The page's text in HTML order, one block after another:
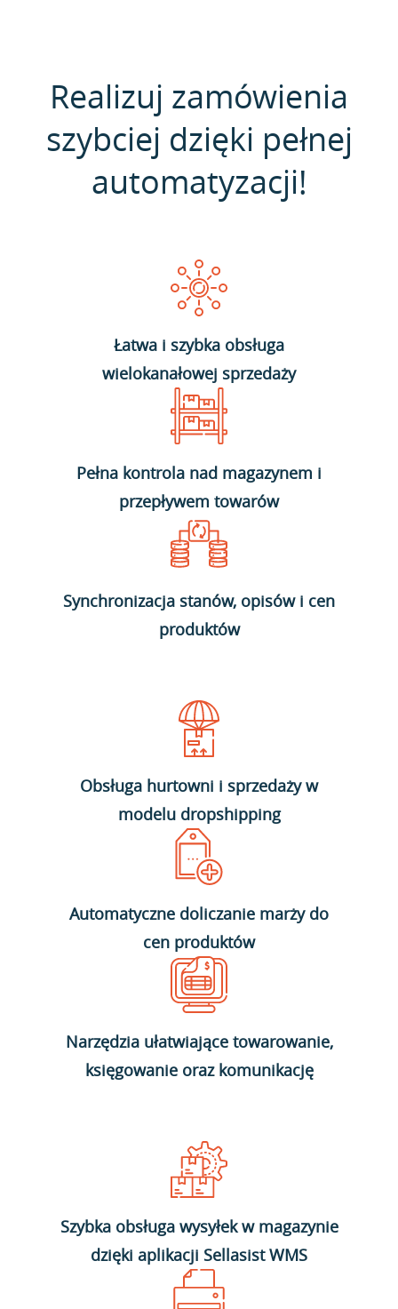
Realizuj zamówienia
szybciej dzięki pełnej
automatyzacji!
Łatwa i szybka obsługa
wielokanałowej sprzedaży
Pełna kontrola nad magazynem i
przepływem towarów
Synchronizacja stanów, opisów i cen
produktów
Obsługa hurtowni i sprzedaży w
modelu dropshipping
Automatyczne doliczanie marży do
cen produktów
Narzędzia ułatwiające towarowanie,
księgowanie oraz komunikację
Szybka obsługa wysyłek w magazynie
dzięki aplikacji Sellasist WMS